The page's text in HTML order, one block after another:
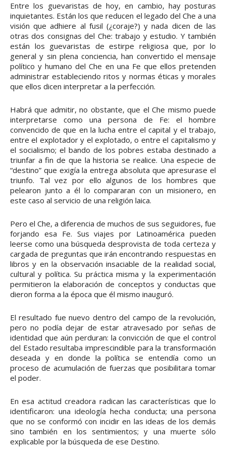
Entre los guevaristas de hoy, en cambio, hay posturas
inquietantes. Están los que reducen el legado del Che a una
visión que adhiere al fusil (¿coraje?) y nada dicen de las
otras dos consignas del Che: trabajo y estudio. Y también
están los guevaristas de estirpe religiosa que, por lo
general y sin plena conciencia, han convertido el mensaje
político y humano del Che en una Fe que ellos pretenden
administrar estableciendo ritos y normas éticas y morales
que ellos dicen interpretar a la perfección.
Habrá que admitir, no obstante, que el Che mismo puede
interpretarse como una persona de Fe: el hombre
convencido de que en la lucha entre el capital y el trabajo,
entre el explotador y el explotado, o entre el capitalismo y
el socialismo; el bando de los pobres estaba destinado a
triunfar a fin de que la historia se realice. Una especie de
“destino” que exigía la entrega absoluta que apresurase el
triunfo. Tal vez por ello algunos de los hombres que
pelearon junto a él lo compararan con un misionero, en
este caso al servicio de una religión laica.
Pero el Che, a diferencia de muchos de sus seguidores, fue
forjando esa Fe. Sus viajes por Latinoamérica pueden
leerse como una búsqueda desprovista de toda certeza y
cargada de preguntas que irán encontrando respuestas en
libros y en la observación insaciable de la realidad social,
cultural y política. Su práctica misma y la experimentación
permitieron la elaboración de conceptos y conductas que
dieron forma a la época que él mismo inauguró.
El resultado fue nuevo dentro del campo de la revolución,
pero no podía dejar de estar atravesado por señas de
identidad que aún perduran: la convicción de que el control
del Estado resultaba imprescindible para la transformación
deseada y en donde la política se entendía como un
proceso de acumulación de fuerzas que posibilitara tomar
el poder.
En esa actitud creadora radican las características que lo
identificaron: una ideología hecha conducta; una persona
que no se conformó con incidir en las ideas de los demás
sino también en los sentimientos; y una muerte sólo
explicable por la búsqueda de ese Destino.